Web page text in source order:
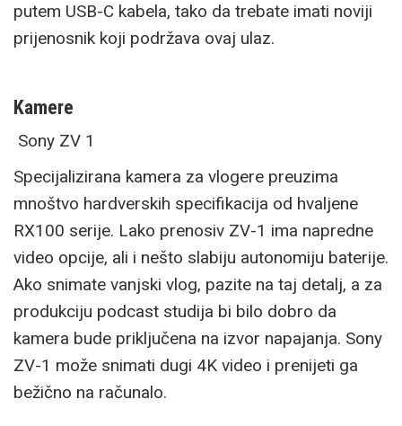
putem USB-C kabela, tako da trebate imati noviji
prijenosnik koji podržava ovaj ulaz.
Kamere
Sony ZV 1
Specijalizirana kamera za vlogere preuzima
mnoštvo hardverskih specifikacija od hvaljene
RX100 serije. Lako prenosiv ZV-1 ima napredne
video opcije, ali i nešto slabiju autonomiju baterije.
Ako snimate vanjski vlog, pazite na taj detalj, a za
produkciju podcast studija bi bilo dobro da
kamera bude priključena na izvor napajanja. Sony
ZV-1 može snimati dugi 4K video i prenijeti ga
bežično na računalo.